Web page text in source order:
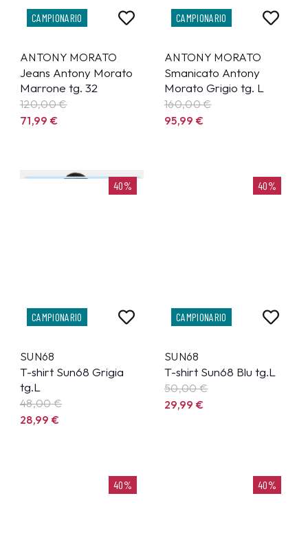
CAMPIONARIO
ANTONY MORATO
Jeans Antony Morato
Marrone tg. 32
120,00 €
71,99€
CAMPIONARIO
ANTONY MORATO
Smanicato Antony
Morato Grigio tg. L
160,00 €
95,99€
40%
CAMPIONARIO
SUN68
T-shirt Sun68 Grigia
tg.L
48,00 €
28,99€
40%
CAMPIONARIO
SUN68
T-shirt Sun68 Blu tg.L
50,00 €
29,99€
40% 40%